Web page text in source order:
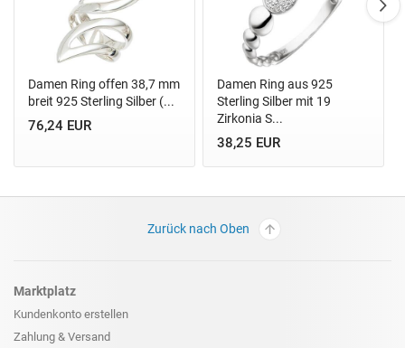
Damen Ring offen 38,7 mm
breit 925 Sterling Silber (...
76,24 EUR
Damen Ring aus 925
Sterling Silber mit 19
Zirkonia S...
38,25 EUR
Zurück nach Oben
Marktplatz
Kundenkonto erstellen
Zahlung & Versand